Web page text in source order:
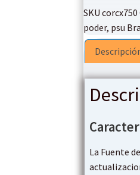
SKUcorcx750
poder, psu
La Fuente